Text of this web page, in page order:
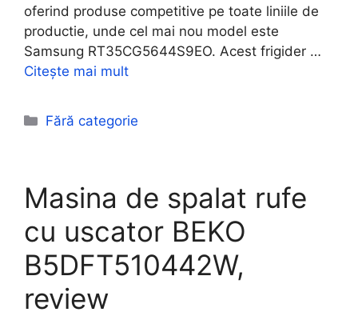
oferind produse competitive pe toate liniile de
productie, unde cel mai nou model este
Samsung RT35CG5644S9EO. Acest frigider …
Citește mai mult
Categorii
Fără categorie
Masina de spalat rufe
cu uscator BEKO
B5DFT510442W,
review